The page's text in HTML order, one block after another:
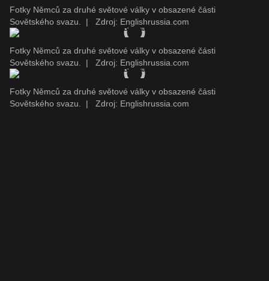
Fotky Němců za druhé světové války v obsazené části
Sovětského svazu.
| Zdroj: Englishrussia.com
Fotky Němců za druhé světové války v obsazené části
Sovětského svazu.
| Zdroj: Englishrussia.com
Fotky Němců za druhé světové války v obsazené části
Sovětského svazu.
| Zdroj: Englishrussia.com